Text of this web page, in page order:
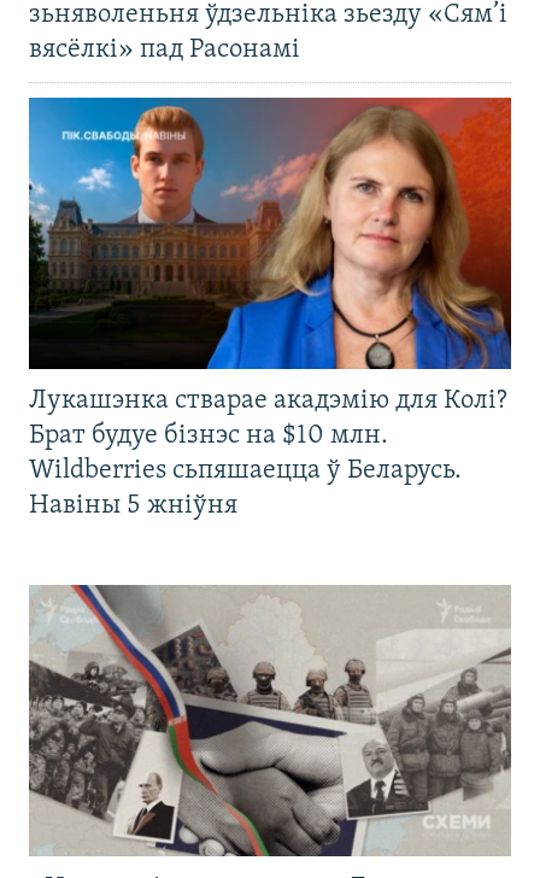
зьняволеньня ўдзельніка зьезду «Сям’і
вясёлкі» пад Расонамі
Лукашэнка стварае акадэмію для Колі?
Брат будуе бізнэс на $10 млн.
Wildberries сьпяшаецца ў Беларусь.
Навіны 5 жніўня